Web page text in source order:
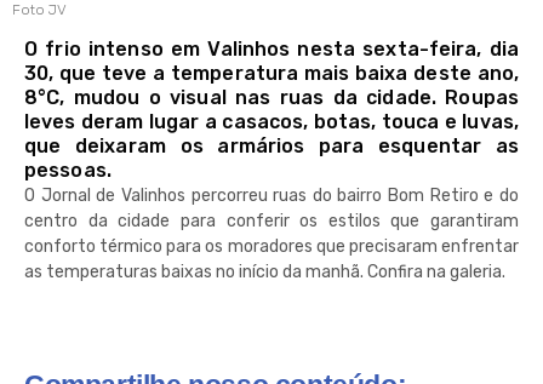
Foto JV
O frio intenso em Valinhos nesta sexta-feira, dia
30, que teve a temperatura mais baixa deste ano,
8°C, mudou o visual nas ruas da cidade. Roupas
leves deram lugar a casacos, botas, touca e luvas,
que deixaram os armários para esquentar as
pessoas.
O Jornal de Valinhos percorreu ruas do bairro Bom Retiro e do
centro da cidade para conferir os estilos que garantiram
conforto térmico para os moradores que precisaram enfrentar
as temperaturas baixas no início da manhã. Confira na galeria.